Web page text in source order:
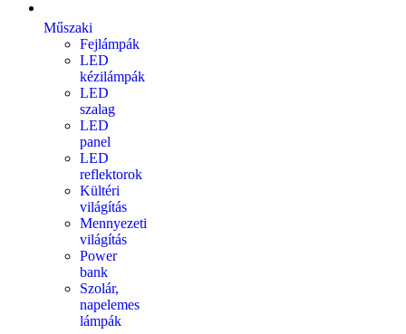
Műszaki
Fejlámpák
LED
kézilámpák
LED
szalag
LED
panel
LED
reflektorok
Kültéri
világítás
Mennyezeti
világítás
Power
bank
Szolár,
napelemes
lámpák